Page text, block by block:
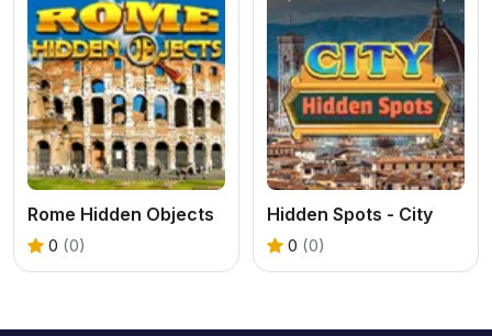
Rome Hidden Objects
0 (0)
Hidden Spots - City
0 (0)